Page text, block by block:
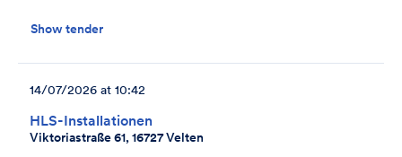
Show tender
HLS-Installationen
Viktoriastraße 61, 16727 Velten
14/07/2026 at 10:42